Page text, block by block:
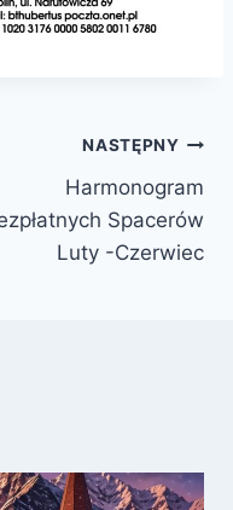
NASTĘPNY
Harmonogram
Spacerów
Luty -Czerwiec